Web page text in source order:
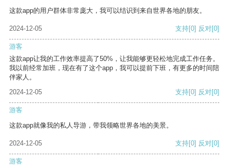
这款app的用户群体非常庞大，我可以结识到来自世界各地的朋友。
2024-12-05 支持[0] 反对[0]
游客
这款app让我的工作效率提高了50%，让我能够更轻松地完成工作任务。
我以前经常加班，现在有了这个app，我可以提前下班，有更多的时间陪
伴家人。
2024-12-05
支持[0] 反对[0]
游客
这款app就像我的私人导游，带我领略世界各地的美景。
2024-12-05 支持[0] 反对[0]
游客